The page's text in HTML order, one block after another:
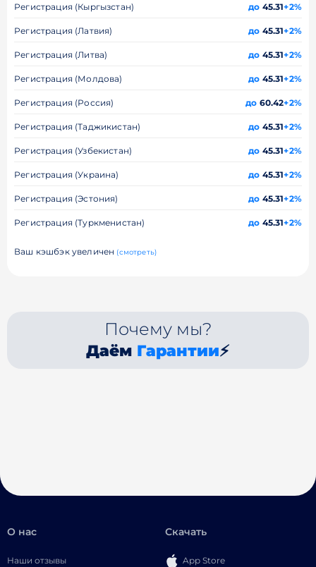
Регистрация (Кыргызстан) до 45.31+2%
Регистрация (Латвия) до 45.31+2%
Регистрация (Литва) до 45.31+2%
Регистрация (Молдова) до 45.31+2%
Регистрация (Россия) до 60.42+2%
Регистрация (Таджикистан) до 45.31+2%
Регистрация (Узбекистан) до 45.31+2%
Регистрация (Украина) до 45.31+2%
Регистрация (Эстония) до 45.31+2%
Регистрация (Туркменистан) до 45.31+2%
Ваш кэшбэк увеличен (смотреть)
Почему мы?
Даём Гарантии⚡
О нас
Наши отзывы
Скачать
App Store